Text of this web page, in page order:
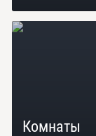
Комнаты